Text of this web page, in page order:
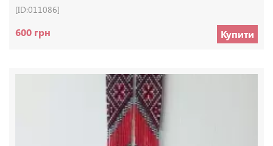
[ID:011086]
600 грн Купити